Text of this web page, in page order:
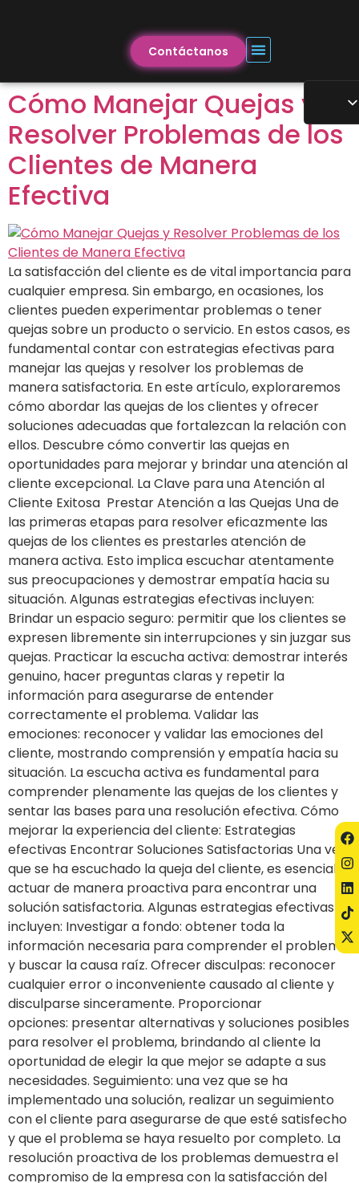
Contáctanos
Cómo Manejar Quejas y
Resolver Problemas de los
Clientes de Manera
Efectiva
La satisfacción del cliente es de vital importancia para
cualquier empresa. Sin embargo, en ocasiones, los
clientes pueden experimentar problemas o tener
quejas sobre un producto o servicio. En estos casos, es
fundamental contar con estrategias efectivas para
manejar las quejas y resolver los problemas de
manera satisfactoria. En este artículo, exploraremos
cómo abordar las quejas de los clientes y ofrecer
soluciones adecuadas que fortalezcan la relación con
ellos. Descubre cómo convertir las quejas en
oportunidades para mejorar y brindar una atención al
cliente excepcional. La Clave para una Atención al
Cliente Exitosa Prestar Atención a las Quejas Una de
las primeras etapas para resolver eficazmente las
quejas de los clientes es prestarles atención de
manera activa. Esto implica escuchar atentamente
sus preocupaciones y demostrar empatía hacia su
situación. Algunas estrategias efectivas incluyen:
Brindar un espacio seguro: permitir que los clientes se
expresen libremente sin interrupciones y sin juzgar sus
quejas. Practicar la escucha activa: demostrar interés
genuino, hacer preguntas claras y repetir la
información para asegurarse de entender
correctamente el problema. Validar las
emociones: reconocer y validar las emociones del
cliente, mostrando comprensión y empatía hacia su
situación. La escucha activa es fundamental para
comprender plenamente las quejas de los clientes y
sentar las bases para una resolución efectiva. Cómo
mejorar la experiencia del cliente: Estrategias
efectivas Encontrar Soluciones Satisfactorias Una vez
que se ha escuchado la queja del cliente, es esencial
actuar de manera proactiva para encontrar una
solución satisfactoria. Algunas estrategias efectivas
incluyen: Investigar a fondo: obtener toda la
información necesaria para comprender el problema
y buscar la causa raíz. Ofrecer disculpas: reconocer
cualquier error o inconveniente causado al cliente y
disculparse sinceramente. Proporcionar
opciones: presentar alternativas y soluciones posibles
para resolver el problema, brindando al cliente la
oportunidad de elegir la que mejor se adapte a sus
necesidades. Seguimiento: una vez que se ha
implementado una solución, realizar un seguimiento
con el cliente para asegurarse de que esté satisfecho
y que el problema se haya resuelto por completo. La
resolución proactiva de los problemas demuestra el
compromiso de la empresa con la satisfacción del